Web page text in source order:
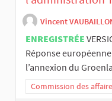
Vincent
ENREGISTRÉE
Réponse
l’annexion du
Commission des